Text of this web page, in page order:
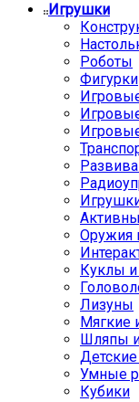
Игрушки
Роботы
Фигурки
Оружия
Куклы и
Лизуны
Мягкие
Шляпы
Умные
Кубики